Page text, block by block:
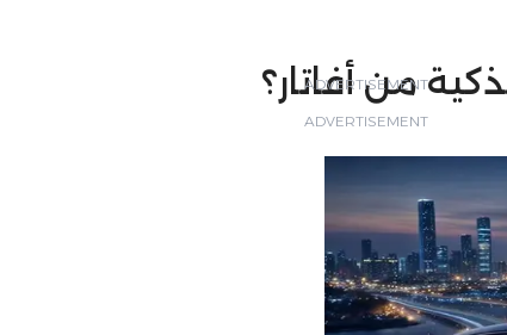
من أفاتار؟
ADVERTISEMENT
ADVERTISEMENT